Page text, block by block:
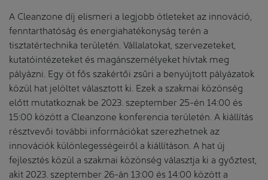
A Cleanzone díj elismeri a legjobb ötleteket az innováció,
fenntarthatóság és energiahatékonyság terén a
tisztatértechnika területén. Vállalatokat, szervezeteket,
kutatóintézeteket és magánszemélyeket hívtak meg
pályázni. Egy öt fős szakértői zsűri a benyújtott pályázatok
közül hat jelöltet választott ki. Ezek a szakmai közönség
előtt mutatkoznak be 2023. szeptember 25-én 14:00 és
15:00 között a Cleanzone konferencia területén. A kiállítás
résztvevői további információkat szerezhetnek az
innovációk különlegességeiről a kiállításon. A hat új
fejlesztés közül a szakmai közönség választja ki a győztest,
akit 2023. szeptember 26-án 13:00 és 14:00 között a